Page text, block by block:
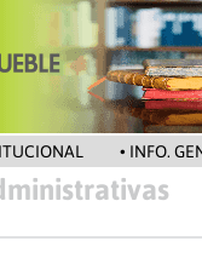
• INFO.